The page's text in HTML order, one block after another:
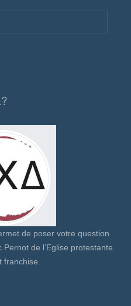
de poser votre question
de l’Eglise protestante